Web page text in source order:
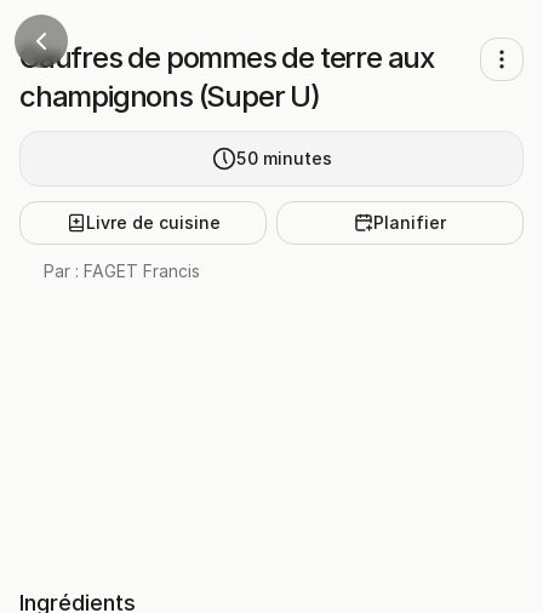
Gaufres de pommes de terre aux
champignons (Super U)
50 minutes
Livre de cuisine Planifier
Par : FAGET Francis
Ingrédients